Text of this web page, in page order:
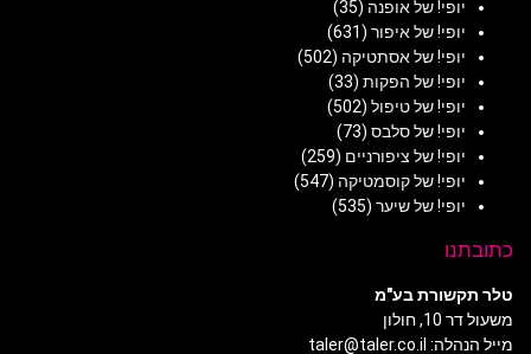
יופי! של אופנה (35)
יופי! של איפור (631)
יופי! של אסתטיקה (502)
יופי! של הפקות (33)
יופי! של טיפול (502)
יופי! של סלבס (73)
יופי! של ציפורניים (259)
יופי! של קוסמטיקה (547)
יופי! של שיער (535)
כתובתנו
טלר תקשורת בע"מ
משעול דר 10, חולון
מייל הנהלה: taler@taler.co.il